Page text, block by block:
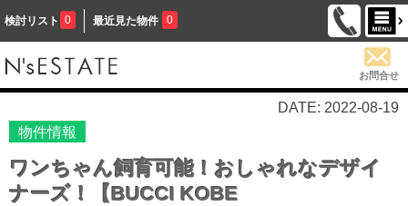
検討リスト 0 最近見た物件 0
お問合せ
DATE: 2022-08-19
物件情報
ワンちゃん飼育可能！おしゃれなデザイ
ナーズ！【BUCCI KOBE